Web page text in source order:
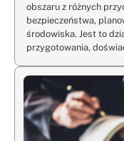
obszaru z różnych
bezpieczeństwa,
środowiska. Jest to
przygotowania,